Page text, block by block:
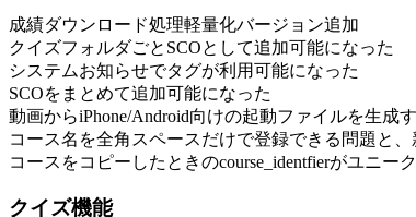
成績ダウンロード処理軽量化バージョン追加
クイズフォルダごとSCOとして追加可能になった
システムお知らせでタグが利用可能になった
SCOをまとめて追加可能になった
動画からiPhone/Android向けの起動ファイルを生成
コース名を全角スペースだけで登録できる問題と
コースをコピーしたときのcourse_identfierがユニー
クイズ機能